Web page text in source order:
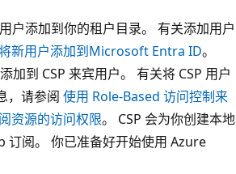
户添加到你的租户目录。 有关添加用户
新用户添加到Microsoft Entra ID。
加到 CSP 来宾用户。 有关将 CSP 用户
，请参阅 使用 Role-Based 访问控制来
资源的访问权限。 CSP 会为你创建本地
订阅。 你已准备好开始使用 Azure